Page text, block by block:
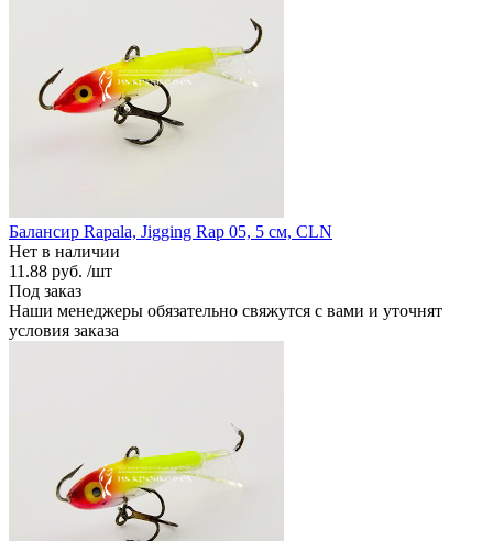
Балансир Rapala, Jigging Rap 05, 5 см, CLN
Нет в наличии
11.88 руб. /шт
Под заказ
Наши менеджеры обязательно свяжутся с вами и уточнят
условия заказа